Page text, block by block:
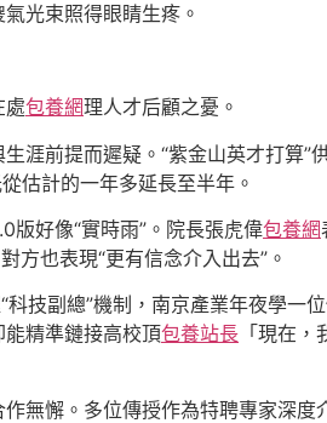
光束照得眼睛生疼。
處包養網理人才后顧之憂。
涯前提而遲疑。“紫金山英才打算
估計的一年多延長至半年。
版好像“實時雨”。院長張虎偉包養網
方也表現“更有信念介入出去”。
技副總”機制，南京產業年夜學一
精準鏈接高校頂包養站長 「現在
無懈。多位傳授作為特聘專家深